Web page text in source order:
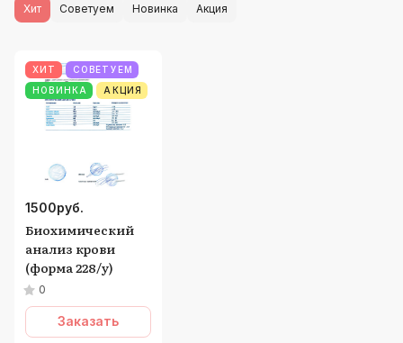
Хит Советуем Новинка Акция
ХИТ
СОВЕТУЕМ
НОВИНКА
АКЦИЯ
1500руб.
Биохимический
анализ крови
(форма 228/у)
0
Заказать